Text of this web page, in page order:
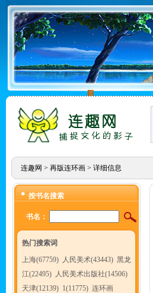
连趣网 > 再版连环画> 详细信息
按书名搜索
书名：
热门搜索词
上海(67759) 人民美术(43443) 黑龙
江(22495) 人民美术出版社(14506)
天津(12139) 1(11775) 连环画